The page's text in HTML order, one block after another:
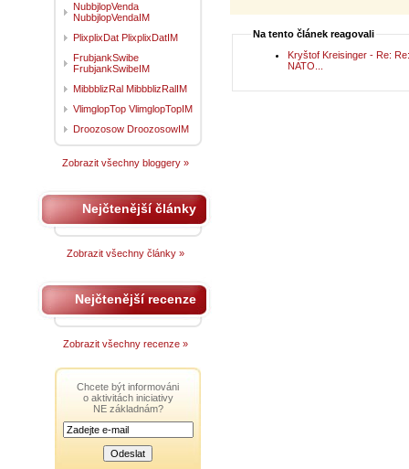
Na tento článek reagovali
Kryštof Kreisinger - Re:
NATO...
NubbjlopVenda
NubbjlopVendaIM
PlixplixDat PlixplixDatIM
FrubjankSwibe
FrubjankSwibeIM
MibbblizRal MibbblizRalIM
VlimglopTop VlimglopTopIM
Droozosow DroozosowIM
Zobrazit všechny bloggery »
Nejčtenější články
Zobrazit všechny články »
Nejčtenější recenze
Zobrazit všechny recenze »
Chcete být informováni
o aktivitách iniciativy
NE základnám?